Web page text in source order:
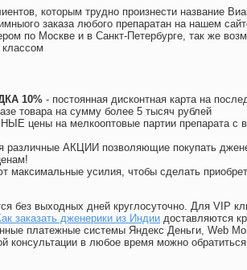
которым трудно произнести название
заказа любого препаратан на нашем
по Москве и в Санкт-Петербурге, так же
классом
10% - постоянная дисконтная карта на
товара на сумму более 5 тысяч рублей
цены на мелкооптовые партии препарата с
различные АКЦИИ позволяющие покупать
максимальные усилия, чтобы сделать
без выходных дней круглосуточно. Для VIP
заказать дженерики из Индии доставляются
платежные системы Яндекс Деньги, Web
консультации в любое время можно обратиться